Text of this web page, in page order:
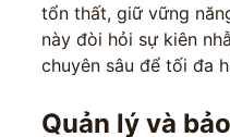
tổn thất, giữ vững
này đòi hỏi sự kiên
chuyên sâu để tối đa
Quản lý và